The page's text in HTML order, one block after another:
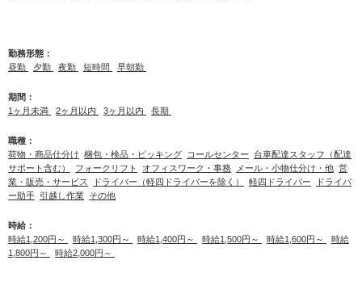
勤務形態：
昼勤
夕勤 夜勤 短時間 早朝勤
期間：
1ヶ月未満
2ヶ月以内 3ヶ月以内 長期
職種：
荷物・商品仕分け 梱包・検品・ピッキング コールセンター
台車配達スタッフ（配達
サポート含む）
フォークリフト オフィスワーク・事務 メール・小物仕分け・他 営
業・販売・サービス
ドライバー（軽四ドライバーを除く） 軽四ドライバー
ドライバ
ー助手 引越し作業 その他
時給：
時給1,200円～
時給1,300円～ 時給1,400円～ 時給1,500円～ 時給1,600円～
時給
1,800円～
時給2,000円～